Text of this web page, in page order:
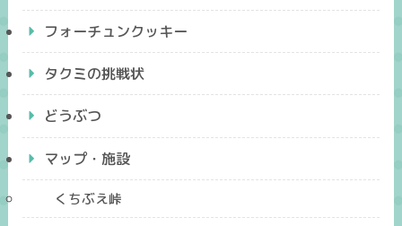
フォーチュンクッキー
タクミの挑戦状
どうぶつ
マップ・施設
くちぶえ峠